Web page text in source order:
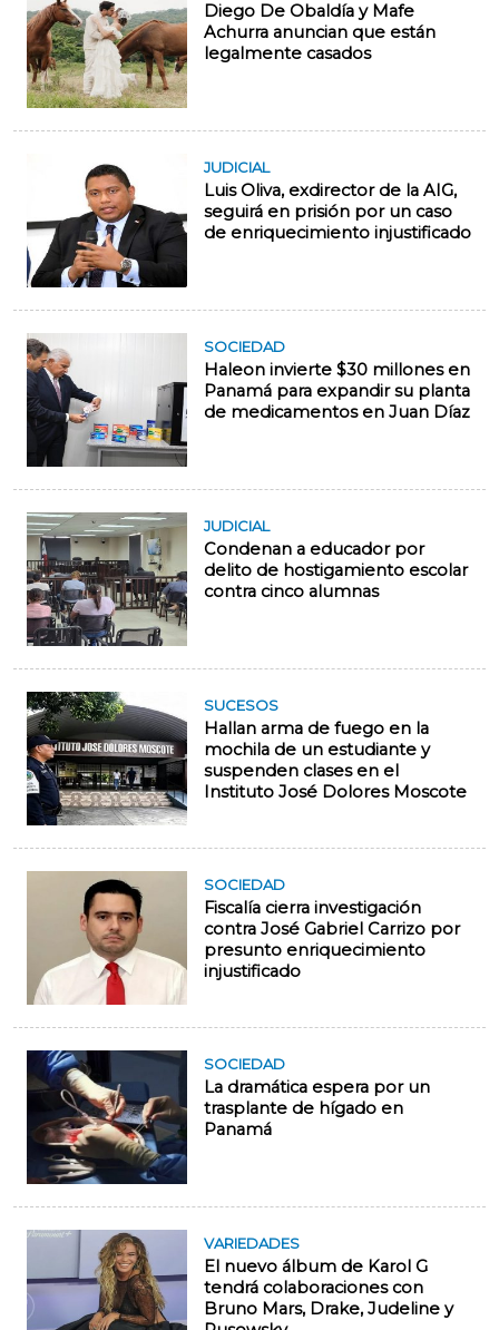
Diego De Obaldía y Mafe
Achurra anuncian que están
legalmente casados
JUDICIAL
Luis Oliva, exdirector de la AIG,
seguirá en prisión por un caso
de enriquecimiento injustificado
SOCIEDAD
Haleon invierte $30 millones en
Panamá para expandir su planta
de medicamentos en Juan Díaz
JUDICIAL
Condenan a educador por
delito de hostigamiento escolar
contra cinco alumnas
SUCESOS
Hallan arma de fuego en la
mochila de un estudiante y
suspenden clases en el
Instituto José Dolores Moscote
SOCIEDAD
Fiscalía cierra investigación
contra José Gabriel Carrizo por
presunto enriquecimiento
injustificado
SOCIEDAD
La dramática espera por un
trasplante de hígado en
Panamá
VARIEDADES
El nuevo álbum de Karol G
tendrá colaboraciones con
Bruno Mars, Drake, Judeline y